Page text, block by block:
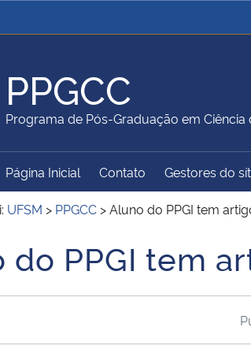
Ministério da Justiça e
Ministério da Educação
Ambiente Ministério do Turismo
Gabinete de Segurança
PPGCC
Programa de Pós-Graduação em
Principal do Sítio
Página Inicial Contato Gestores do
UFSM > PPGCC >Aluno do PPGI tem
do PPGI tem